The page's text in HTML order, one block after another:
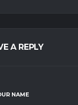
A REPLY
NAME